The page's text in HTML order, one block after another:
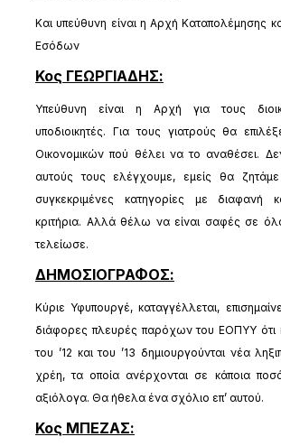
Και υπεύθυνη είναι η Αρχή Καταπολέμησης
Εσόδων
Κος ΓΕΩΡΓΙΑΔΗΣ:
Υπεύθυνη είναι η Αρχή για τους
υποδιοικητές. Για τους γιατρούς θα
Οικονομικών πού θέλει να το αναθέσει.
αυτούς τους ελέγχουμε, εμείς θα
συγκεκριμένες κατηγορίες με διαφανή
κριτήρια. Αλλά θέλω να είναι σαφές σε
τελείωσε.
ΔΗΜΟΣΙΟΓΡΑΦΟΣ:
Κύριε Υφυπουργέ, καταγγέλλεται,
διάφορες πλευρές παρόχων του ΕΟΠΥΥ ότι
του ’12 και του ’13 δημιουργούνται νέα
χρέη, τα οποία ανέρχονται σε κάποια
αξιόλογα. Θα ήθελα ένα σχόλιο επ’ αυτού.
Κος ΜΠΕΖΑΣ: